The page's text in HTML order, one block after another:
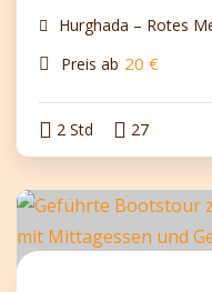
Hurghada – Rotes
Preis ab 20 €
2 Std 27